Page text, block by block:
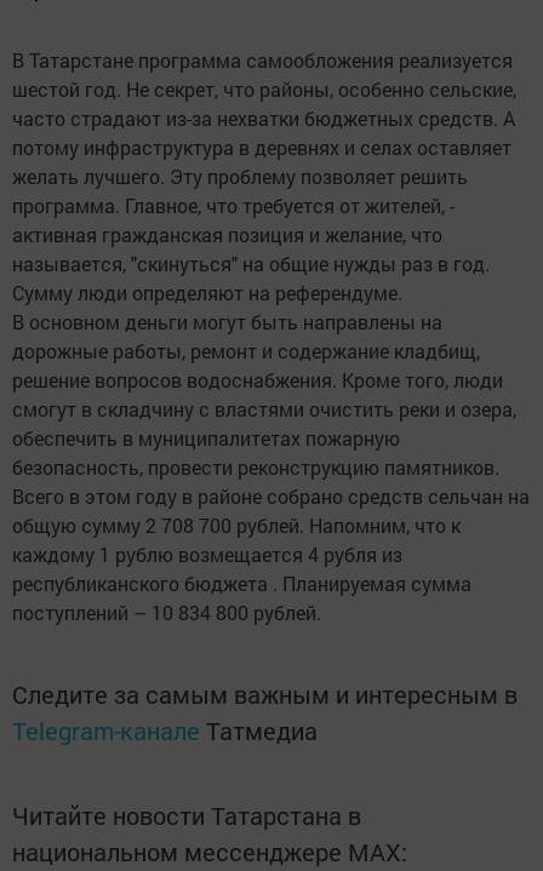
В Татарстане программа самообложения реализуется
шестой год. Не секрет, что районы, особенно сельские,
часто страдают из-за нехватки бюджетных средств. А
потому инфраструктура в деревнях и селах оставляет
желать лучшего. Эту проблему позволяет решить
программа. Главное, что требуется от жителей, -
активная гражданская позиция и желание, что
называется, "скинуться" на общие нужды раз в год.
Сумму люди определяют на референдуме.
В основном деньги могут быть направлены на
дорожные работы, ремонт и содержание кладбищ,
решение вопросов водоснабжения. Кроме того, люди
смогут в складчину с властями очистить реки и озера,
обеспечить в муниципалитетах пожарную
безопасность, провести реконструкцию памятников.
Всего в этом году в районе собрано средств сельчан на
общую сумму 2 708 700 рублей. Напомним, что к
каждому 1 рублю возмещается 4 рубля из
республиканского бюджета . Планируемая сумма
поступлений – 10 834 800 рублей.
Следите за самым важным и интересным в
Telegram-канале Татмедиа
Читайте новости Татарстана в
национальном мессенджере MАХ: